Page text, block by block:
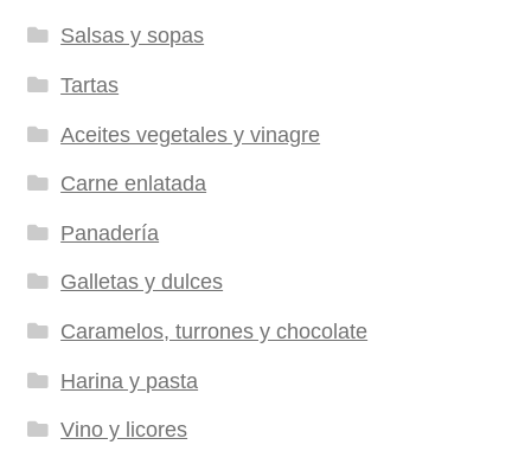
Salsas y sopas
Tartas
Aceites vegetales y vinagre
Carne enlatada
Panadería
Galletas y dulces
Caramelos, turrones y chocolate
Harina y pasta
Vino y licores